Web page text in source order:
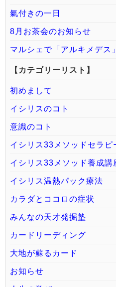
氣付きの一日
8月お茶会のお知らせ
マルシェで「アルキメデス
【カテゴリーリスト】
初めまして
イシリスのコト
意識のコト
イシリス33メソッドセラピ
イシリス33メソッド養成講
イシリス温熱パック療法
カラダとココロの症状
みんなの天才発掘塾
カードリーディング
大地が蘇るカード
お知らせ